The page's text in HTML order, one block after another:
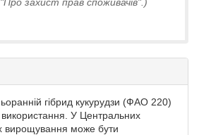
гібрид кукурудзи (ФАО 220)
У Центральних
вирощування може бути